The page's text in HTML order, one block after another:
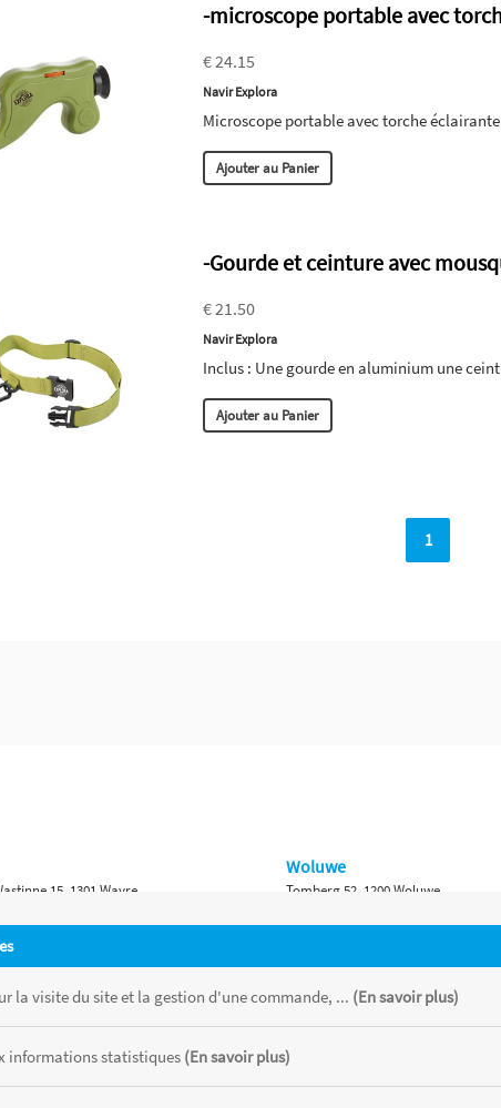
-microscope portable avec
€ 24.15
Navir Explora
Microscope portable avec torche
Ajouter au Panier
-Gourde et ceinture avec
€ 21.50
Navir Explora
Inclus : Une gourde en aluminium une
Ajouter au Panier
1
la visite du site et la gestion d'une commande, ... (En savoir plus)
informations statistiques (En savoir plus)
15, 1301 Wavre
Bruxelles 315, 1410 Waterloo
Woluwe
Tomberg 52, 1200 Woluwe
Namur